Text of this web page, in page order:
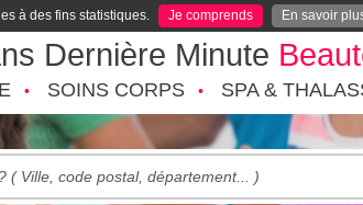
à des fins statistiques. Je comprends En savoir
Dernière Minute
SOINS CORPS SPA &